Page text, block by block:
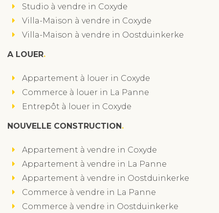
Studio à vendre in Coxyde
Villa-Maison à vendre in Coxyde
Villa-Maison à vendre in Oostduinkerke
A LOUER
Appartement à louer in Coxyde
Commerce à louer in La Panne
Entrepôt à louer in Coxyde
NOUVELLE CONSTRUCTION
Appartement à vendre in Coxyde
Appartement à vendre in La Panne
Appartement à vendre in Oostduinkerke
Commerce à vendre in La Panne
Commerce à vendre in Oostduinkerke